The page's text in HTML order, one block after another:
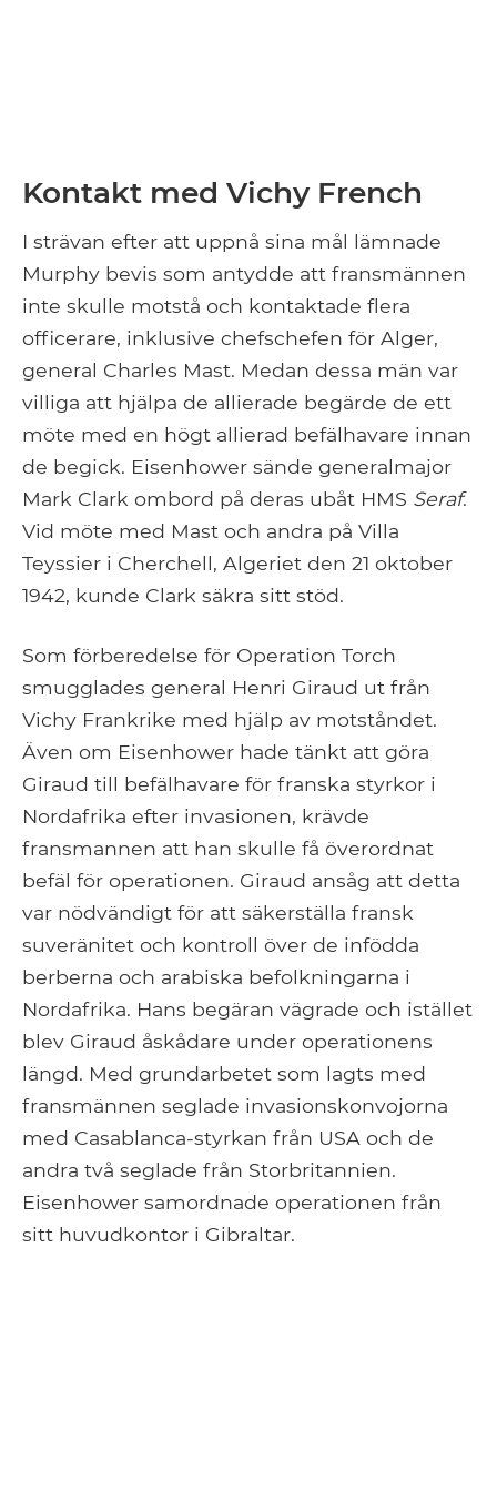
Kontakt med Vichy French
I strävan efter att uppnå sina mål lämnade
Murphy bevis som antydde att fransmännen
inte skulle motstå och kontaktade flera
officerare, inklusive chefschefen för Alger,
general Charles Mast. Medan dessa män var
villiga att hjälpa de allierade begärde de ett
möte med en högt allierad befälhavare innan
de begick. Eisenhower sände generalmajor
Mark Clark ombord på deras ubåt HMS Seraf.
Vid möte med Mast och andra på Villa
Teyssier i Cherchell, Algeriet den 21 oktober
1942, kunde Clark säkra sitt stöd.
Som förberedelse för Operation Torch
smugglades general Henri Giraud ut från
Vichy Frankrike med hjälp av motståndet.
Även om Eisenhower hade tänkt att göra
Giraud till befälhavare för franska styrkor i
Nordafrika efter invasionen, krävde
fransmannen att han skulle få överordnat
befäl för operationen. Giraud ansåg att detta
var nödvändigt för att säkerställa fransk
suveränitet och kontroll över de infödda
berberna och arabiska befolkningarna i
Nordafrika. Hans begäran vägrade och istället
blev Giraud åskådare under operationens
längd. Med grundarbetet som lagts med
fransmännen seglade invasionskonvojorna
med Casablanca-styrkan från USA och de
andra två seglade från Storbritannien.
Eisenhower samordnade operationen från
sitt huvudkontor i Gibraltar.